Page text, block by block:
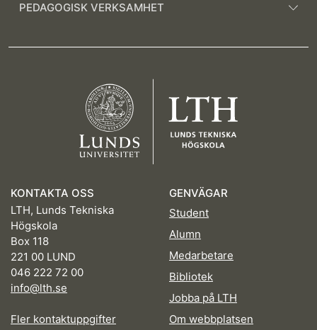
PEDAGOGISK VERKSAMHET
KONTAKTA OSS
LTH, Lunds Tekniska
Högskola
Box 118
221 00 LUND
046 222 72 00
info@lth.se
Fler kontaktuppgifter
GENVÄGAR
Student
Alumn
Medarbetare
Bibliotek
Jobba på LTH
Om webbplatsen